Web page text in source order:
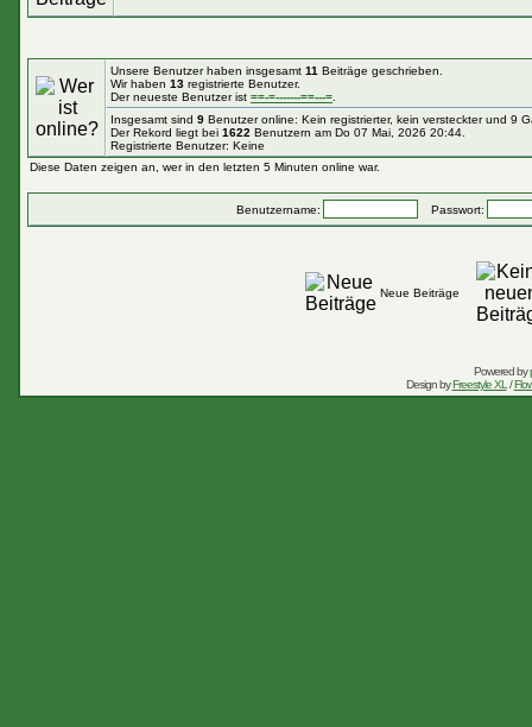
Unsere Benutzer haben insgesamt 11 Beiträge geschrieben.
Wir haben 13 registrierte Benutzer.
Der neueste Benutzer ist ==-=-------==---=
Insgesamt sind 9 Benutzer online: Kein registrierter, kein versteckter und 9
Der Rekord liegt bei 1622 Benutzern am Do 07 Mai, 2026 20:44.
Registrierte Benutzer: Keine
Diese Daten zeigen an, wer in den letzten 5 Minuten online war.
Benutzername: Passwort:
Neue Beiträge
Powered by
Design byFreestyle XL /